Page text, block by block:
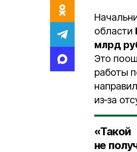
области
млрд
Это
работы
из‑за
не